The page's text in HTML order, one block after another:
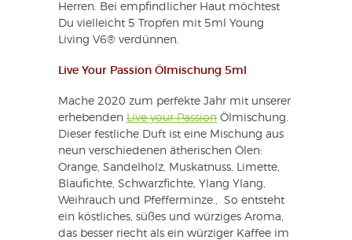
Herren. Bei empfindlicher Haut möchtest
Du vielleicht 5 Tropfen mit 5ml Young
Living V6® verdünnen.
Live Your Passion Ölmischung 5ml
Mache 2020 zum perfekte Jahr mit unserer
erhebenden Live your Passion Ölmischung.
Dieser festliche Duft ist eine Mischung aus
neun verschiedenen ätherischen Ölen:
Orange, Sandelholz, Muskatnuss, Limette,
Blaufichte, Schwarzfichte, Ylang Ylang,
Weihrauch und Pfefferminze., So entsteht
ein köstliches, süßes und würziges Aroma,
das besser riecht als ein würziger Kaffee im